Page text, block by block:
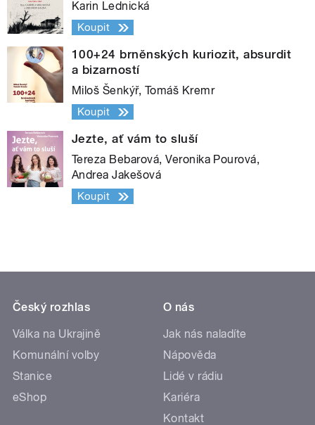
Karin Lednická
Koupit
100+24 brněnských kuriozit, absurdit
a bizarností
Miloš Šenkýř, Tomáš Kremr
Koupit
Jezte, ať vám to sluší
Tereza Bebarová, Veronika Pourová,
Andrea Jakešová
Koupit
Český rozhlas
Válka na Ukrajině
Komunální volby
Stanice
eShop
O nás
Jak nás naladíte
Nápověda
Lidé v rádiu
Kariéra
Kontakt